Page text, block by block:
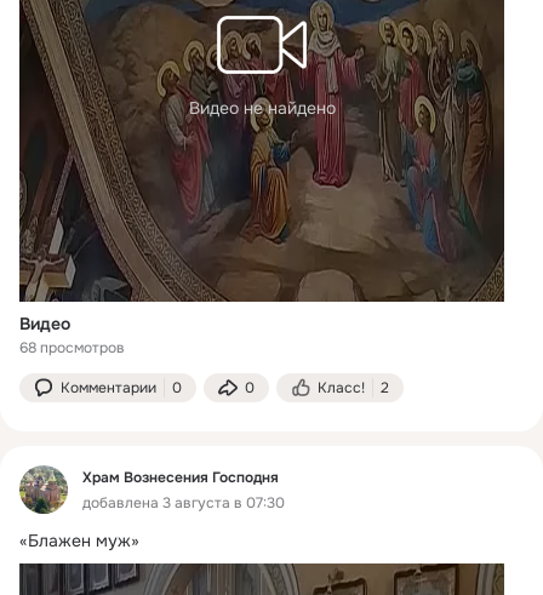
Видео не найдено
Видео
68 просмотров
Комментарии 0 0 Класс! 2
Храм Вознесения Господня
добавлена 3 августа в 07:30
«Блажен муж»